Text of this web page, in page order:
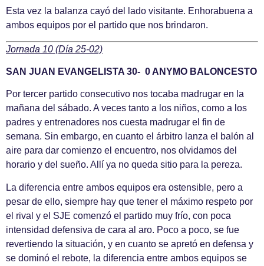
Esta vez la balanza cayó del lado visitante. Enhorabuena a
ambos equipos por el partido que nos brindaron.
Jornada 10 (Día 25-02)
SAN JUAN EVANGELISTA 30- 0 ANYMO BALONCESTO
Por tercer partido consecutivo nos tocaba madrugar en la
mañana del sábado. A veces tanto a los niños, como a los
padres y entrenadores nos cuesta madrugar el fin de
semana. Sin embargo, en cuanto el árbitro lanza el balón al
aire para dar comienzo el encuentro, nos olvidamos del
horario y del sueño. Allí ya no queda sitio para la pereza.
La diferencia entre ambos equipos era ostensible, pero a
pesar de ello, siempre hay que tener el máximo respeto por
el rival y el SJE comenzó el partido muy frío, con poca
intensidad defensiva de cara al aro. Poco a poco, se fue
revertiendo la situación, y en cuanto se apretó en defensa y
se dominó el rebote, la diferencia entre ambos equipos se